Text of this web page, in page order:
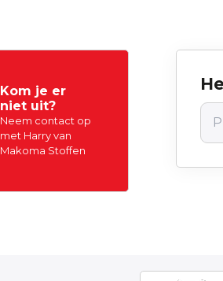
Kom je er
niet uit?
Neem contact op
met Harry van
Makoma Stoffen